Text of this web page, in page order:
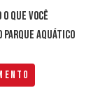
que você
aquático